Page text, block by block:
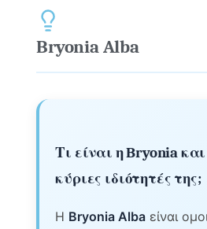
Bryonia Alba
Τι είναι η Bryonia και
κύριες ιδιότητές της;
Η Bryonia Alba είναι